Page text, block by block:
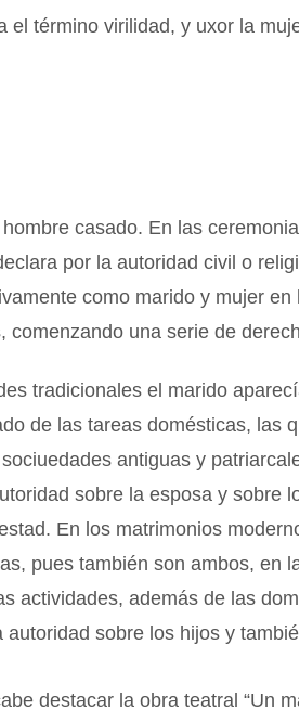
el término virilidad, y uxor la
casado. En las
por la autoridad civil o
como marido y mujer en
comenzando una serie de
tradicionales el marido
de las tareas domésticas, las
antiguas y
sobre la esposa y sobre
En los matrimonios
pues también son ambos, en
actividades, además de las
autoridad sobre los hijos y
destacar la obra teatral “Un